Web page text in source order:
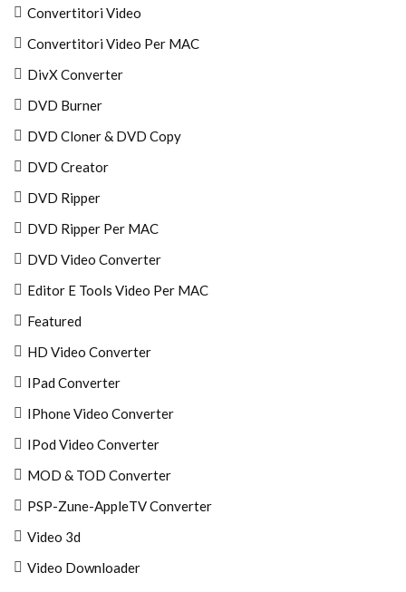
Convertitori Video
Convertitori Video Per MAC
DivX Converter
DVD Burner
DVD Cloner & DVD Copy
DVD Creator
DVD Ripper
DVD Ripper Per MAC
DVD Video Converter
Editor E Tools Video Per MAC
Featured
HD Video Converter
IPad Converter
IPhone Video Converter
IPod Video Converter
MOD & TOD Converter
PSP-Zune-AppleTV Converter
Video 3d
Video Downloader